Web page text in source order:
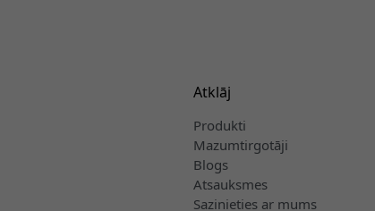
Atklāj
Produkti
Mazumtirgotāji
Blogs
Atsauksmes
Sazinieties ar mums